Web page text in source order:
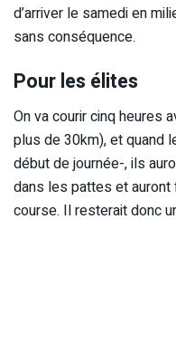
d’arriver le samedi en
sans conséquence.
Pour les élites
On va courir cinq heures
plus de 30km), et quand
début de journée-, ils
dans les pattes et
course. Il resterait donc